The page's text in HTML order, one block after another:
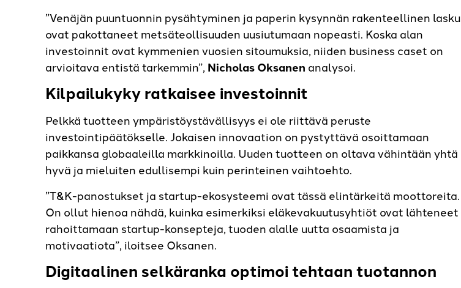
”Venäjän puuntuonnin pysähtyminen ja paperin kysynnän rakenteellinen lasku
ovat pakottaneet metsäteollisuuden uusiutumaan nopeasti. Koska alan
investoinnit ovat kymmenien vuosien sitoumuksia, niiden business caset on
arvioitava entistä tarkemmin”, Nicholas Oksanen analysoi.
Kilpailukyky ratkaisee investoinnit
Pelkkä tuotteen ympäristöystävällisyys ei ole riittävä peruste
investointipäätökselle. Jokaisen innovaation on pystyttävä osoittamaan
paikkansa globaaleilla markkinoilla. Uuden tuotteen on oltava vähintään yhtä
hyvä ja mieluiten edullisempi kuin perinteinen vaihtoehto.
”T&K-panostukset ja startup-ekosysteemi ovat tässä elintärkeitä moottoreita.
On ollut hienoa nähdä, kuinka esimerkiksi eläkevakuutusyhtiöt ovat lähteneet
rahoittamaan start­up-konsepteja, tuoden alalle uutta osaamista ja
motivaatiota”, iloitsee Oksanen.
Digitaalinen selkäranka optimoi tehtaan tuotannon